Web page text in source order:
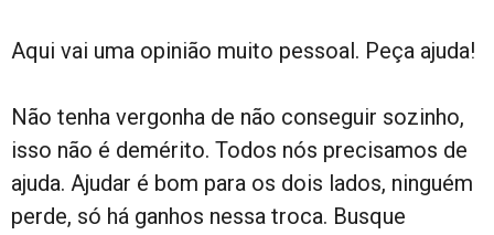
Aqui vai uma opinião muito pessoal. Peça ajuda!
Não tenha vergonha de não conseguir sozinho,
isso não é demérito. Todos nós precisamos de
ajuda. Ajudar é bom para os dois lados, ninguém
perde, só há ganhos nessa troca. Busque